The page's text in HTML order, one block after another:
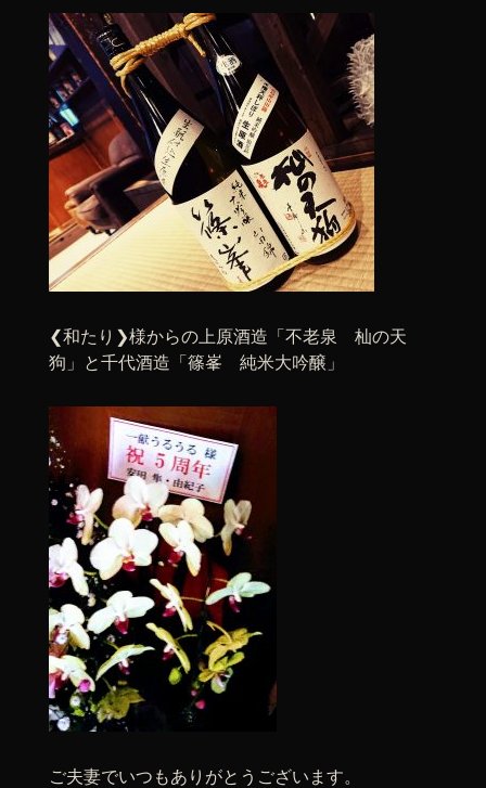
❮和たり❯様からの上原酒造「不老泉 杣の天
狗」と千代酒造「篠峯 純米大吟醸」
ご夫妻でいつもありがとうございます。